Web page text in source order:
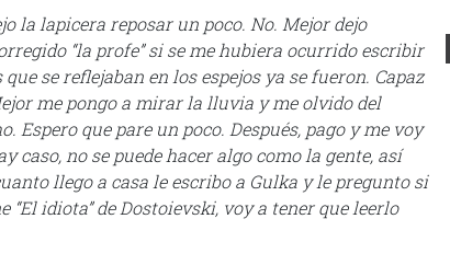
la lapicera reposar un poco. No. Mejor dejo
“la profe” si se me hubiera ocurrido escribir
se reflejaban en los espejos ya se fueron. Capaz
me pongo a mirar la lluvia y me olvido del
Espero que pare un poco. Después, pago y me voy
caso, no se puede hacer algo como la gente, así
llego a casa le escribo a Gulka y le pregunto si
idiota” de Dostoievski, voy a tener que leerlo